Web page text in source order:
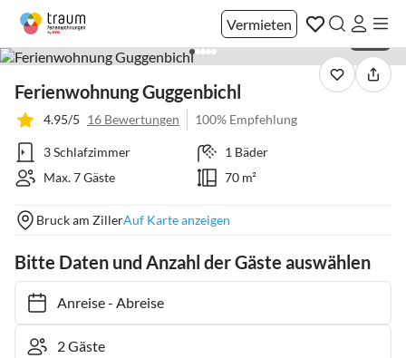
Vermieten
Ferienwohnung Guggenbichl
4.95/5 16 Bewertungen 100% Empfehlung
3 Schlafzimmer
1 Bäder
Max. 7 Gäste
70 m²
Bruck am ZillerAuf Karte anzeigen
Bitte Daten und Anzahl der Gäste auswählen
Anreise- Abreise